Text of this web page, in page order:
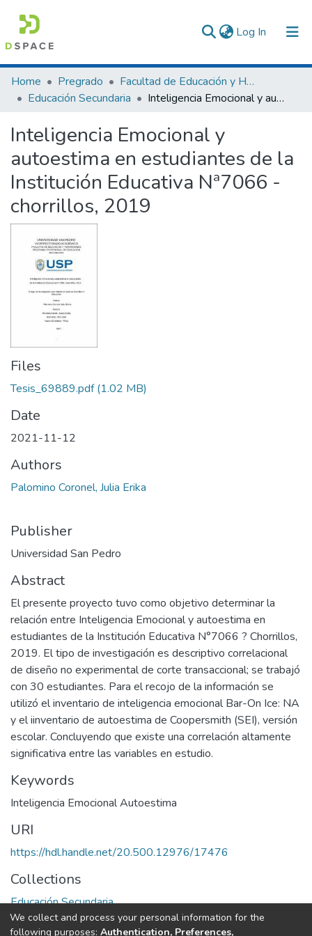
Log In (current)
Communities & Collections
All of DSpace
Statistics
Home Pregrado
Facultad de Educación y Humanidades
Educación Secundaria
Inteligencia Emocional y autoestima en estudiantes de la Institución Educativa Nª7066 - chorrillos, 2019
Inteligencia Emocional y
autoestima en estudiantes de la
Institución Educativa Nª7066 -
chorrillos, 2019
Files
Tesis_69889.pdf(1.02 MB)
Date
2021-11-12
Authors
Palomino Coronel, Julia Erika
Publisher
Universidad San Pedro
Abstract
El presente proyecto tuvo como objetivo determinar la
relación entre Inteligencia Emocional y autoestima en
estudiantes de la Institución Educativa N°7066 ? Chorrillos,
2019. El tipo de investigación es descriptivo correlacional
de diseño no experimental de corte transaccional; se trabajó
con 30 estudiantes. Para el recojo de la información se
utilizó el inventario de inteligencia emocional Bar-On Ice: NA
y el iinventario de autoestima de Coopersmith (SEI), versión
escolar. Concluyendo que existe una correlación altamente
significativa entre las variables en estudio.
Keywords
Inteligencia Emocional Autoestima
URI
https://hdl.handle.net/20.500.12976/17476
Collections
Educación Secundaria
We collect and process your personal information for the
following purposes: Authentication, Preferences,